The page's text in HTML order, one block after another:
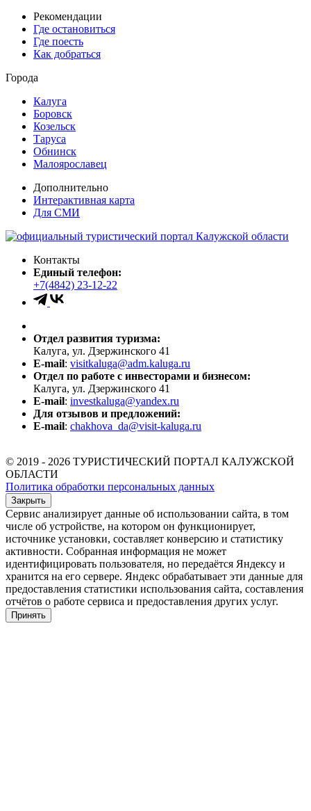
Рекомендации
Где остановиться
Где поесть
Как добраться
Города
Калуга
Боровск
Козельск
Таруса
Обнинск
Малоярославец
Дополнительно
Интерактивная карта
Для СМИ
Контакты
Единый телефон:
+7(4842) 23-12-22
Отдел развития туризма:
Калуга, ул. Дзержинского 41
E-mail: visitkaluga@adm.kaluga.ru
Отдел по работе с инвесторами и бизнесом:
Калуга, ул. Дзержинского 41
E-mail: investkaluga@yandex.ru
Для отзывов и предложений:
E-mail: chakhova_da@visit-kaluga.ru
© 2019 - 2026 ТУРИСТИЧЕСКИЙ ПОРТАЛ КАЛУЖСКОЙ
ОБЛАСТИ
Политика обработки персональных данных
Закрыть
Сервис анализирует данные об использовании сайта, в том
числе об устройстве, на котором он функционирует,
источнике установки, составляет конверсию и статистику
активности. Собранная информация не может
идентифицировать пользователя, но передаётся Яндексу и
хранится на его сервере. Яндекс обрабатывает эти данные для
предоставления статистики использования сайта, составления
отчётов о работе сервиса и предоставления других услуг.
Принять